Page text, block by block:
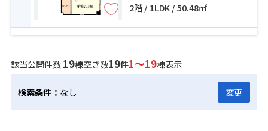
2階 / 1LDK / 50.48㎡
該当公開件数19棟空き数19件1～19棟表示
検索条件： なし 変更